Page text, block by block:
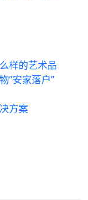
样的艺术品
“安家落户”
方案